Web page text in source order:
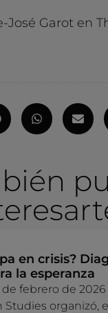
José Garot en
en crisis?
la esperanza
de febrero de
Studies organizó,